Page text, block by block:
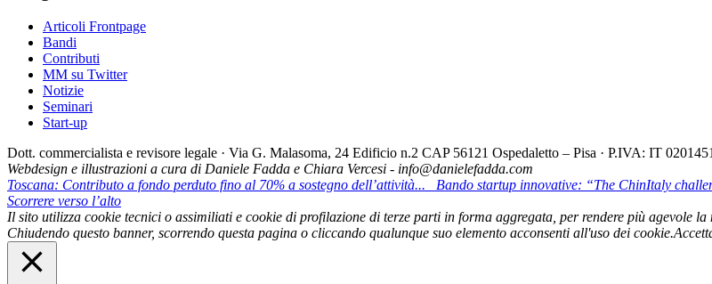
Articoli Frontpage
Bandi
Contributi
MM su Twitter
Notizie
Seminari
Start-up
Dott. commercialista e revisore legale · Via G. Malasoma, 24 Edificio n.2 CAP 56121 Ospedaletto – Pisa · P.IVA: IT
Webdesign e illustrazioni a cura di Daniele Fadda e Chiara Vercesi - info@danielefadda.com
Toscana: Contributo a fondo perduto fino al 70% a sostegno dell’attività...
Bando startup innovative: “The ChinItaly
Scorrere verso l’alto
Il sito utilizza cookie tecnici o assimiliati e cookie di profilazione di terze parti in forma aggregata, per rendere più agevole
Chiudendo questo banner, scorrendo questa pagina o cliccando qualunque suo elemento acconsenti all'uso dei cookie.